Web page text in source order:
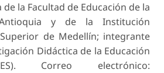
la Facultad de Educación de la
y de la Institución
de Medellín; integrante
Didáctica de la Educación
Correo electrónico: